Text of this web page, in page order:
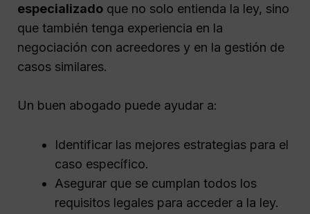
especializado que no solo entienda la ley, sino
que también tenga experiencia en la
negociación con acreedores y en la gestión de
casos similares.
Un buen abogado puede ayudar a:
Identificar las mejores estrategias para el
caso específico.
Asegurar que se cumplan todos los
requisitos legales para acceder a la ley.